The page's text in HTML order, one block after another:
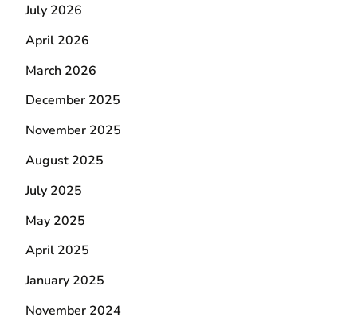
July 2026
April 2026
March 2026
December 2025
November 2025
August 2025
July 2025
May 2025
April 2025
January 2025
November 2024